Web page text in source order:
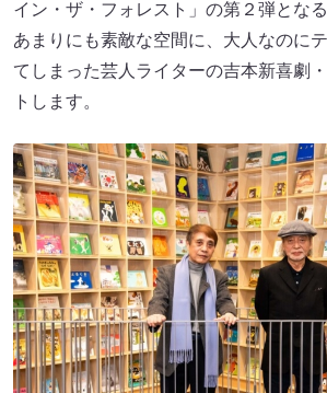
イン・ザ・フォレスト」の第２弾とな
あまりにも素敵な空間に、大人なのに
てしまった芸人ライターの吉本新喜劇
トします。